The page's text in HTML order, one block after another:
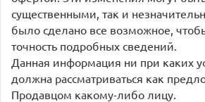
существенными, так и
было сделано все возможное,
точность подробных сведений.
Данная информация ни при каких
должна рассматриваться как
Продавцом какому-либо лицу.